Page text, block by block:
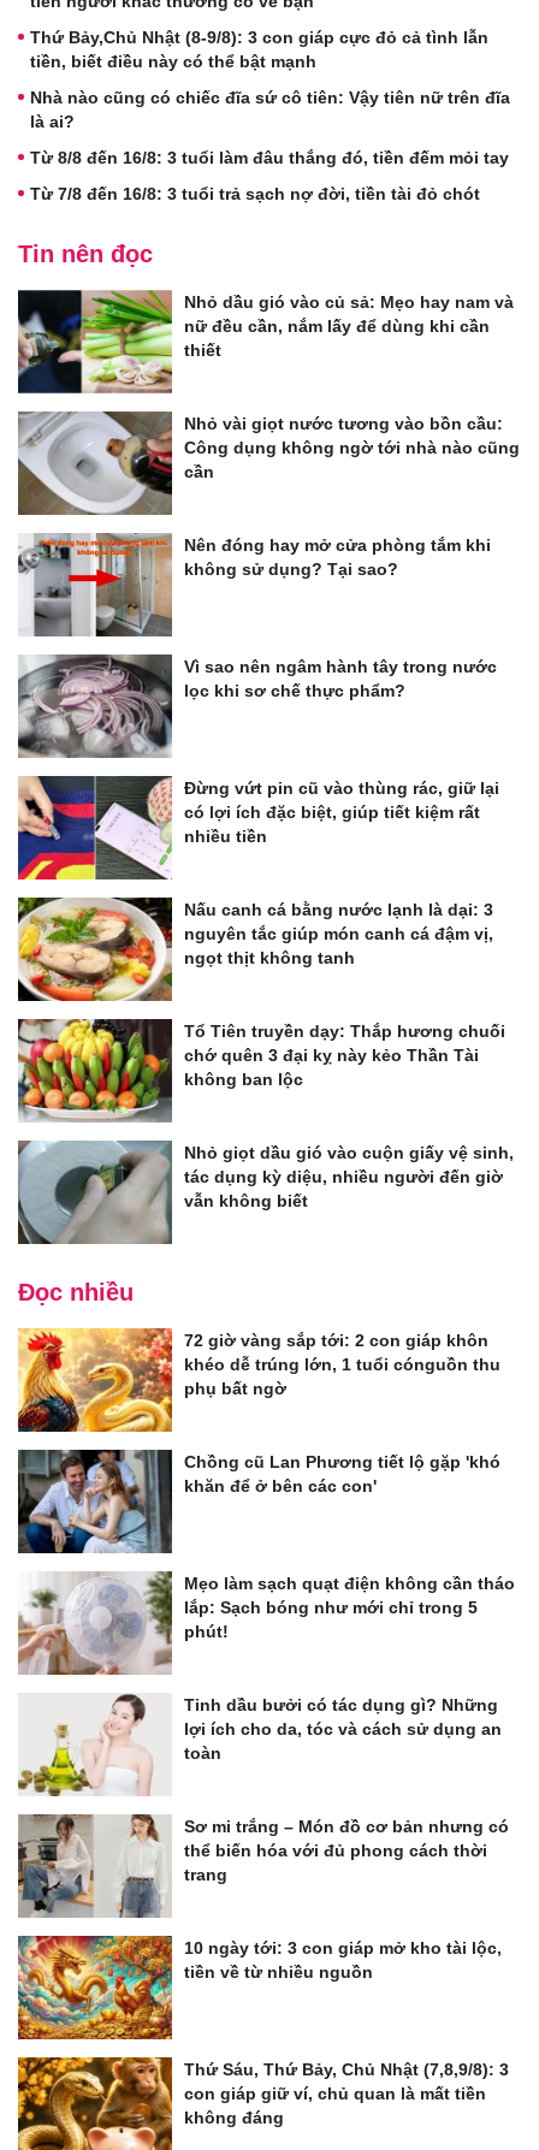
Thứ Bảy,Chủ Nhật (8-9/8): 3 con giáp cực đỏ cả tình lẫn
tiền, biết điều này có thể bật mạnh
Nhà nào cũng có chiếc đĩa sứ cô tiên: Vậy tiên nữ trên đĩa
là ai?
Từ 8/8 đến 16/8: 3 tuổi làm đâu thắng đó, tiền đếm mỏi tay
Từ 7/8 đến 16/8: 3 tuổi trả sạch nợ đời, tiền tài đỏ chót
Tin nên đọc
Nhỏ dầu gió vào củ sả: Mẹo hay nam và
nữ đều cần, nắm lấy để dùng khi cần
thiết
Nhỏ vài giọt nước tương vào bồn cầu:
Công dụng không ngờ tới nhà nào cũng
cần
Nên đóng hay mở cửa phòng tắm khi
không sử dụng? Tại sao?
Vì sao nên ngâm hành tây trong nước
lọc khi sơ chế thực phẩm?
Đừng vứt pin cũ vào thùng rác, giữ lại
có lợi ích đặc biệt, giúp tiết kiệm rất
nhiều tiền
Nấu canh cá bằng nước lạnh là dại: 3
nguyên tắc giúp món canh cá đậm vị,
ngọt thịt không tanh
Tổ Tiên truyền dạy: Thắp hương chuối
chớ quên 3 đại kỵ này kẻo Thần Tài
không ban lộc
Nhỏ giọt dầu gió vào cuộn giấy vệ sinh,
tác dụng kỳ diệu, nhiều người đến giờ
vẫn không biết
Đọc nhiều
72 giờ vàng sắp tới: 2 con giáp khôn
khéo dễ trúng lớn, 1 tuổi cónguồn thu
phụ bất ngờ
Chồng cũ Lan Phương tiết lộ gặp 'khó
khăn để ở bên các con'
Mẹo làm sạch quạt điện không cần tháo
lắp: Sạch bóng như mới chỉ trong 5
phút!
Tinh dầu bưởi có tác dụng gì? Những
lợi ích cho da, tóc và cách sử dụng an
toàn
Sơ mi trắng – Món đồ cơ bản nhưng có
thể biến hóa với đủ phong cách thời
trang
10 ngày tới: 3 con giáp mở kho tài lộc,
tiền về từ nhiều nguồn
Thứ Sáu, Thứ Bảy, Chủ Nhật (7,8,9/8): 3
con giáp giữ ví, chủ quan là mất tiền
không đáng